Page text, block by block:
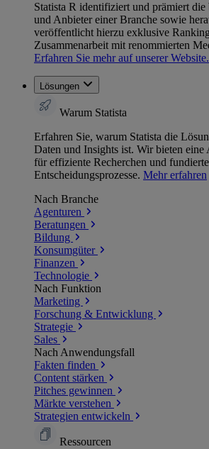
Statista R identifiziert und prämiert die
und Anbieter einer Branche sowie
veröffentlicht hierzu exklusive
Zusammenarbeit mit renommierten
Erfahren Sie mehr auf unserer Website.
Lösungen
Warum Statista
Erfahren Sie, warum Statista die
Daten und Insights ist. Wir bieten
für effiziente Recherchen und fundierte
Entscheidungsprozesse. Mehr erfahren
Nach Branche
Agenturen
Beratungen
Bildung
Konsumgüter
Finanzen
Technologie
Nach Funktion
Marketing
Forschung & Entwicklung
Strategie
Sales
Nach Anwendungsfall
Fakten finden
Content stärken
Pitches gewinnen
Märkte verstehen
Strategien entwickeln
Ressourcen